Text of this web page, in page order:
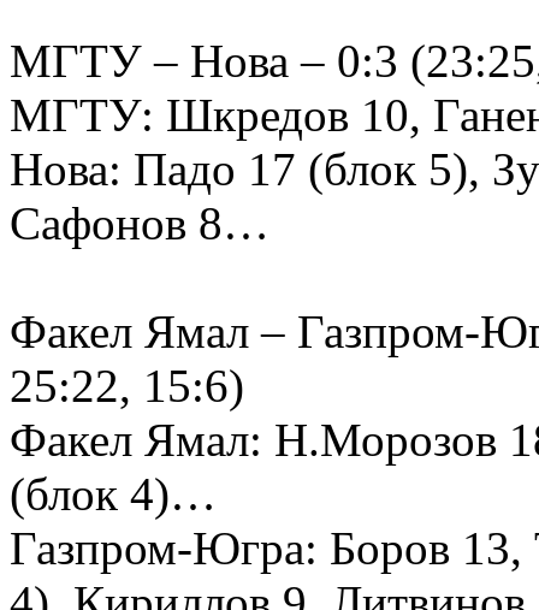
МГТУ – Нова – 0:3
МГТУ: Шкредов 10,
Нова: Падо 17 (блок 5),
Сафонов 8…
Факел Ямал – Газпром-
25:22, 15:6)
Факел Ямал: Н.Морозов
(блок 4)…
Газпром-Югра: Боров 13,